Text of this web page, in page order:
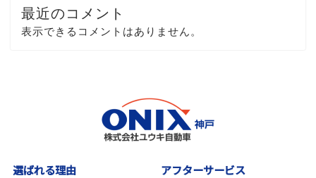
最近のコメント
表示できるコメントはありません。
選ばれる理由
アフターサービス